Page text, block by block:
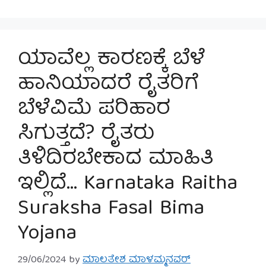
ಯಾವೆಲ್ಲ ಕಾರಣಕ್ಕೆ ಬೆಳೆ
ಹಾನಿಯಾದರೆ ರೈತರಿಗೆ
ಬೆಳೆವಿಮೆ ಪರಿಹಾರ
ಸಿಗುತ್ತದೆ? ರೈತರು
ತಿಳಿದಿರಬೇಕಾದ ಮಾಹಿತಿ
ಇಲ್ಲಿದೆ… Karnataka Raitha
Suraksha Fasal Bima
Yojana
29/06/2024 byಮಾಲತೇಶ ಮಾಳಮ್ಮನವರ್